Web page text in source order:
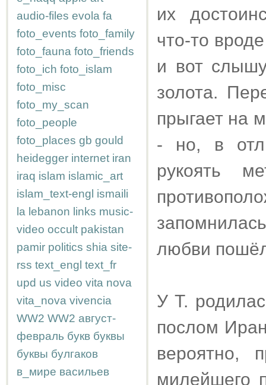
audio-files evola fa
foto_events foto_family
foto_fauna foto_friends
foto_ich foto_islam
foto_misc
foto_my_scan
foto_people
foto_places gb gould
heidegger internet iran
iraq islam islamic_art
islam_text-engl ismaili
la lebanon links music-
video occult pakistan
pamir politics shia site-
rss text_engl text_fr
upd us video vita nova
vita_nova vivencia
WW2 WW2 август-
февраль букв буквы
буквы булгаков
в_мире васильев
их
что-то
и вот
золота.
прыгает на
- но, в
рукоять
любви
У Т.
послом
вероятно,
милейшего